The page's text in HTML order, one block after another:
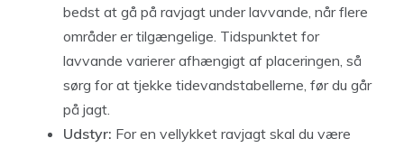
bedst at gå på ravjagt under lavvande, når flere
områder er tilgængelige. Tidspunktet for
lavvande varierer afhængigt af placeringen, så
sørg for at tjekke tidevandstabellerne, før du går
på jagt.
Udstyr: For en vellykket ravjagt skal du være